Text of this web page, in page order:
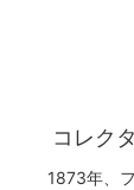
コレク
1873年、